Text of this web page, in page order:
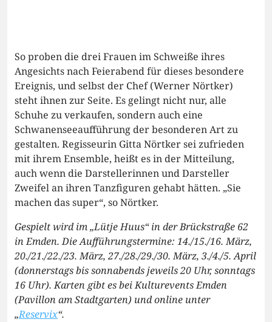
So proben die drei Frauen im Schweiße ihres
Angesichts nach Feierabend für dieses besondere
Ereignis, und selbst der Chef (Werner Nörtker)
steht ihnen zur Seite. Es gelingt nicht nur, alle
Schuhe zu verkaufen, sondern auch eine
Schwanenseeaufführung der besonderen Art zu
gestalten. Regisseurin Gitta Nörtker sei zufrieden
mit ihrem Ensemble, heißt es in der Mitteilung,
auch wenn die Darstellerinnen und Darsteller
Zweifel an ihren Tanzfiguren gehabt hätten. „Sie
machen das super“, so Nörtker.
Gespielt wird im „Lütje Huus“ in der Brückstraße 62
in Emden. Die Aufführungstermine: 14./15./16. März,
20./21./22./23. März, 27./28./29./30. März, 3./4./5. April
(donnerstags bis sonnabends jeweils 20 Uhr, sonntags
16 Uhr). Karten gibt es bei Kulturevents Emden
(Pavillon am Stadtgarten) und online unter
„Reservix“.